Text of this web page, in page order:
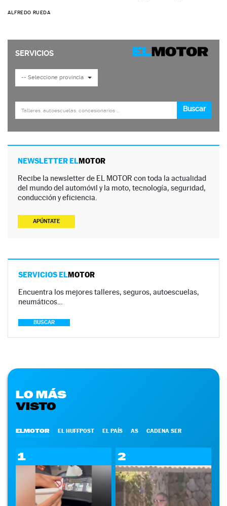
ALFREDO RUEDA
NEWSLETTER ELMOTOR
Recibe la newsletter de EL MOTOR con toda la actualidad
del mundo del automóvil y la moto, tecnología, seguridad,
conducción y eficiencia.
APÚNTATE
SERVICIOS ELMOTOR
Encuentra los mejores talleres, seguros, autoescuelas,
neumáticos…
BUSCAR
LO MÁS
VISTO
ELMOTOR EL HUFFPOST EL PAÍS AS CADENA SER
1 2